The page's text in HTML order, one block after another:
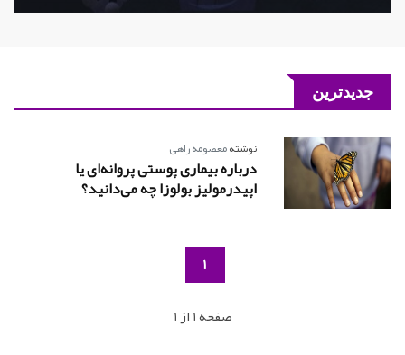
جدیدترین
نوشتهمعصومه راهی
درباره بیماری پوستی پروانه‌ای یا
اپیدرمولیز بولوزا چه می‌دانید؟
1
صفحه 1 از 1